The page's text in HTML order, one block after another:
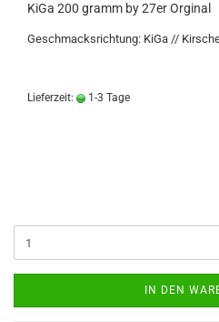
KiGa 200 gramm by 27er Orginal
Geschmacksrichtung: KiGa //
Lieferzeit: 1-3 Tage
IN DEN